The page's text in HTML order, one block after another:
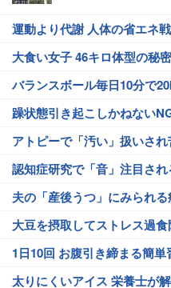
運動より代謝 人体の省エネ
大食い女子 46キロ体型の秘密
バランスボール毎日10分で
躁状態引き起こしかねない
アトピーで「汚い」扱いさ
認知症研究で「音」注目され
夫の「産後うつ」にみられ
大豆を摂取してストレス過
1日10回 お腹引き締まる簡単
太りにくいアイス 栄養士が